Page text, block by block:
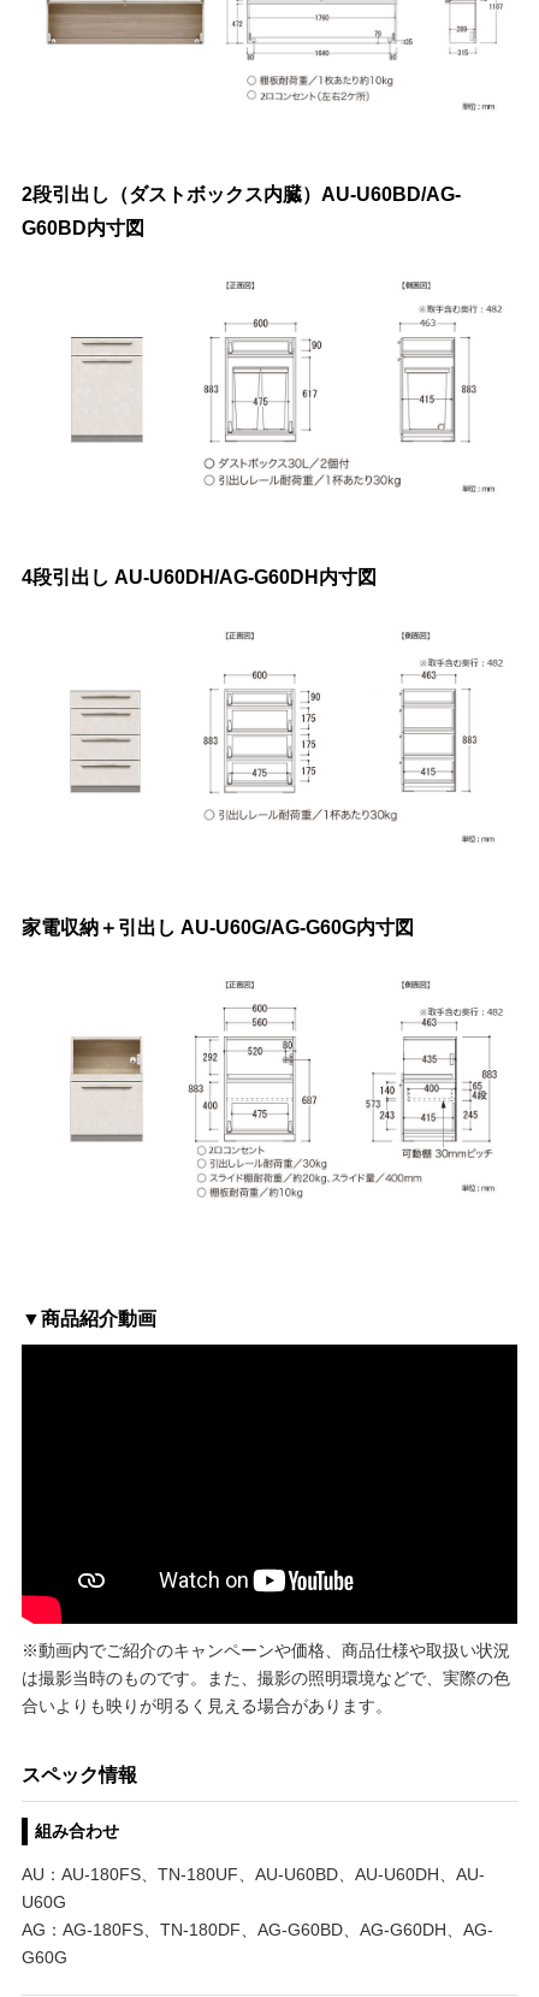
2段引出し（ダストボックス内臓）AU-U60BD/AG-
G60BD内寸図
4段引出し AU-U60DH/AG-G60DH内寸図
家電収納＋引出し AU-U60G/AG-G60G内寸図
▼商品紹介動画
※動画内でご紹介のキャンペーンや価格、商品仕様や取扱い状況
は撮影当時のものです。また、撮影の照明環境などで、実際の色
合いよりも映りが明るく見える場合があります。
スペック情報
組み合わせ
AU：AU-180FS、TN-180UF、AU-U60BD、AU-U60DH、AU-
U60G
AG：AG-180FS、TN-180DF、AG-G60BD、AG-G60DH、AG-
G60G